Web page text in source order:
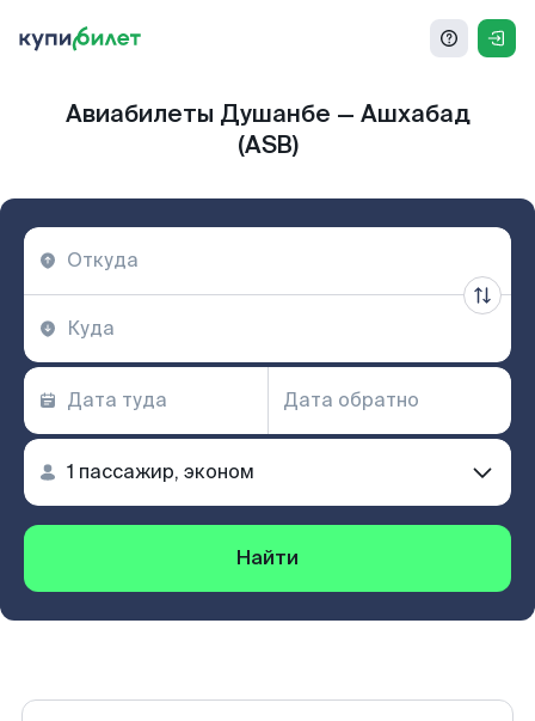
Авиабилеты Душанбе — Ашхабад
(ASB)
Найти